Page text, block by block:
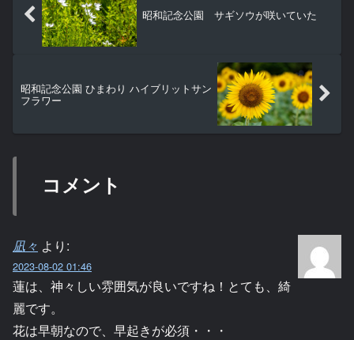
昭和記念公園 サギソウが咲いていた
昭和記念公園 ひまわり ハイブリットサン
フラワー
コメント
凪々 より:
2023-08-02 01:46
蓮は、神々しい雰囲気が良いですね！とても、綺
麗です。
花は早朝なので、早起きが必須・・・